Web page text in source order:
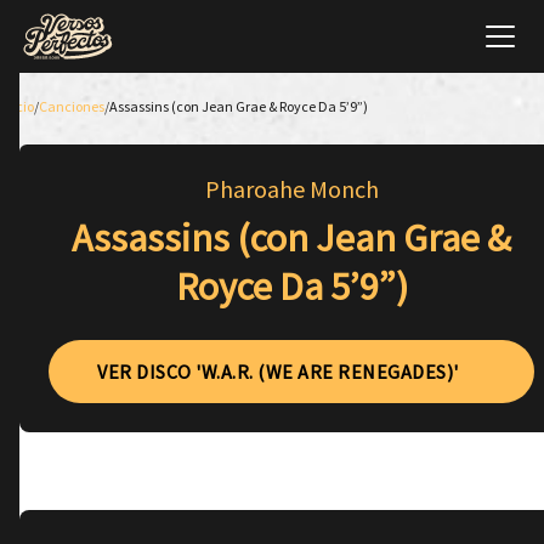
Inicio/Canciones/Assassins (con Jean Grae & Royce Da 5’9”)
Pharoahe Monch
Assassins (con Jean Grae &
Royce Da 5’9”)
VER DISCO 'W.A.R. (WE ARE RENEGADES)'